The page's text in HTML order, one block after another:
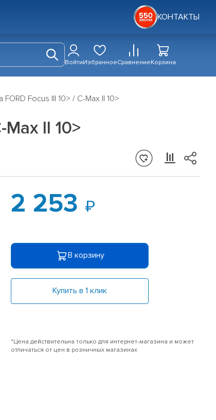
КОНТАКТЫ
ВойтиИзбранноеСравнениеКорзина
Focus III 10> / C-Max II 10>
II 10>
2 253
В корзину
Купить в 1 клик
*Цена действительна только для интернет-магазина и может
отличаться от цен в розничных магазинах